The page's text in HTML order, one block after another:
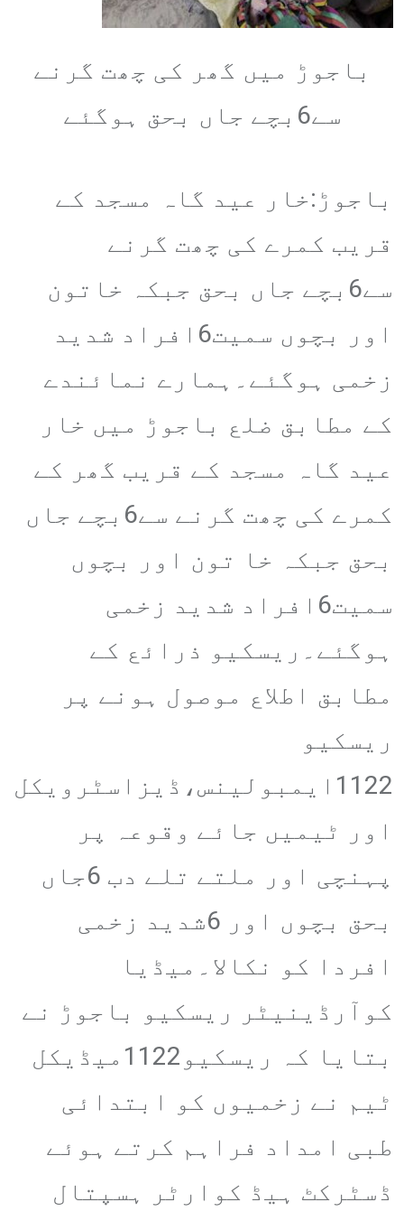
باجوڑ میں گھر کی چھت گرنے
سے6بچے جاں بحق ہوگئے
باجوڑ:خار عید گاہ مسجد کے
قریب کمرے کی چھت گرنے
سے6بچے جاں بحق جبکہ خاتون
اور بچوں سمیت6افراد شدید
زخمی ہوگئے۔ہمارے نمائندے
کے مطابق ضلع باجوڑ میں خار
عید گاہ مسجد کے قریب گھر کے
کمرے کی چھت گرنے سے6بچے جاں
بحق جبکہ خا تون اور بچوں
سمیت6افراد شدید زخمی
ہوگئے۔ریسکیو ذرائع کے
مطابق اطلاع موصول ہونے پر
ریسکیو
1122ایمبولینس،ڈیزاسٹرویکل
اور ٹیمیں جائے وقوعہ پر
پہنچی اور ملتے تلے دب 6جاں
بحق بچوں اور 6شدید زخمی
افردا کو نکالا۔میڈیا
کوآرڈینیٹر ریسکیو باجوڑ نے
بتایا کہ ریسکیو1122میڈیکل
ٹیم نے زخمیوں کو ابتدائی
طبی امداد فراہم کرتے ہوئے
ڈسٹرکٹ ہیڈ کوارٹر ہسپتال